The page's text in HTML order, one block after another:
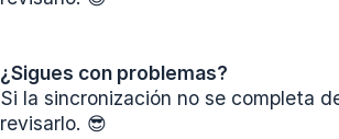
¿Sigues con problemas?
Si la sincronización no se completa
revisarlo. 😎